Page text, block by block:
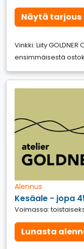
Näytä tarjous
Vinkki: Liity
ensimmäisestä
Alennus
Kesäale - jopa
Voimassa:
Lunasta